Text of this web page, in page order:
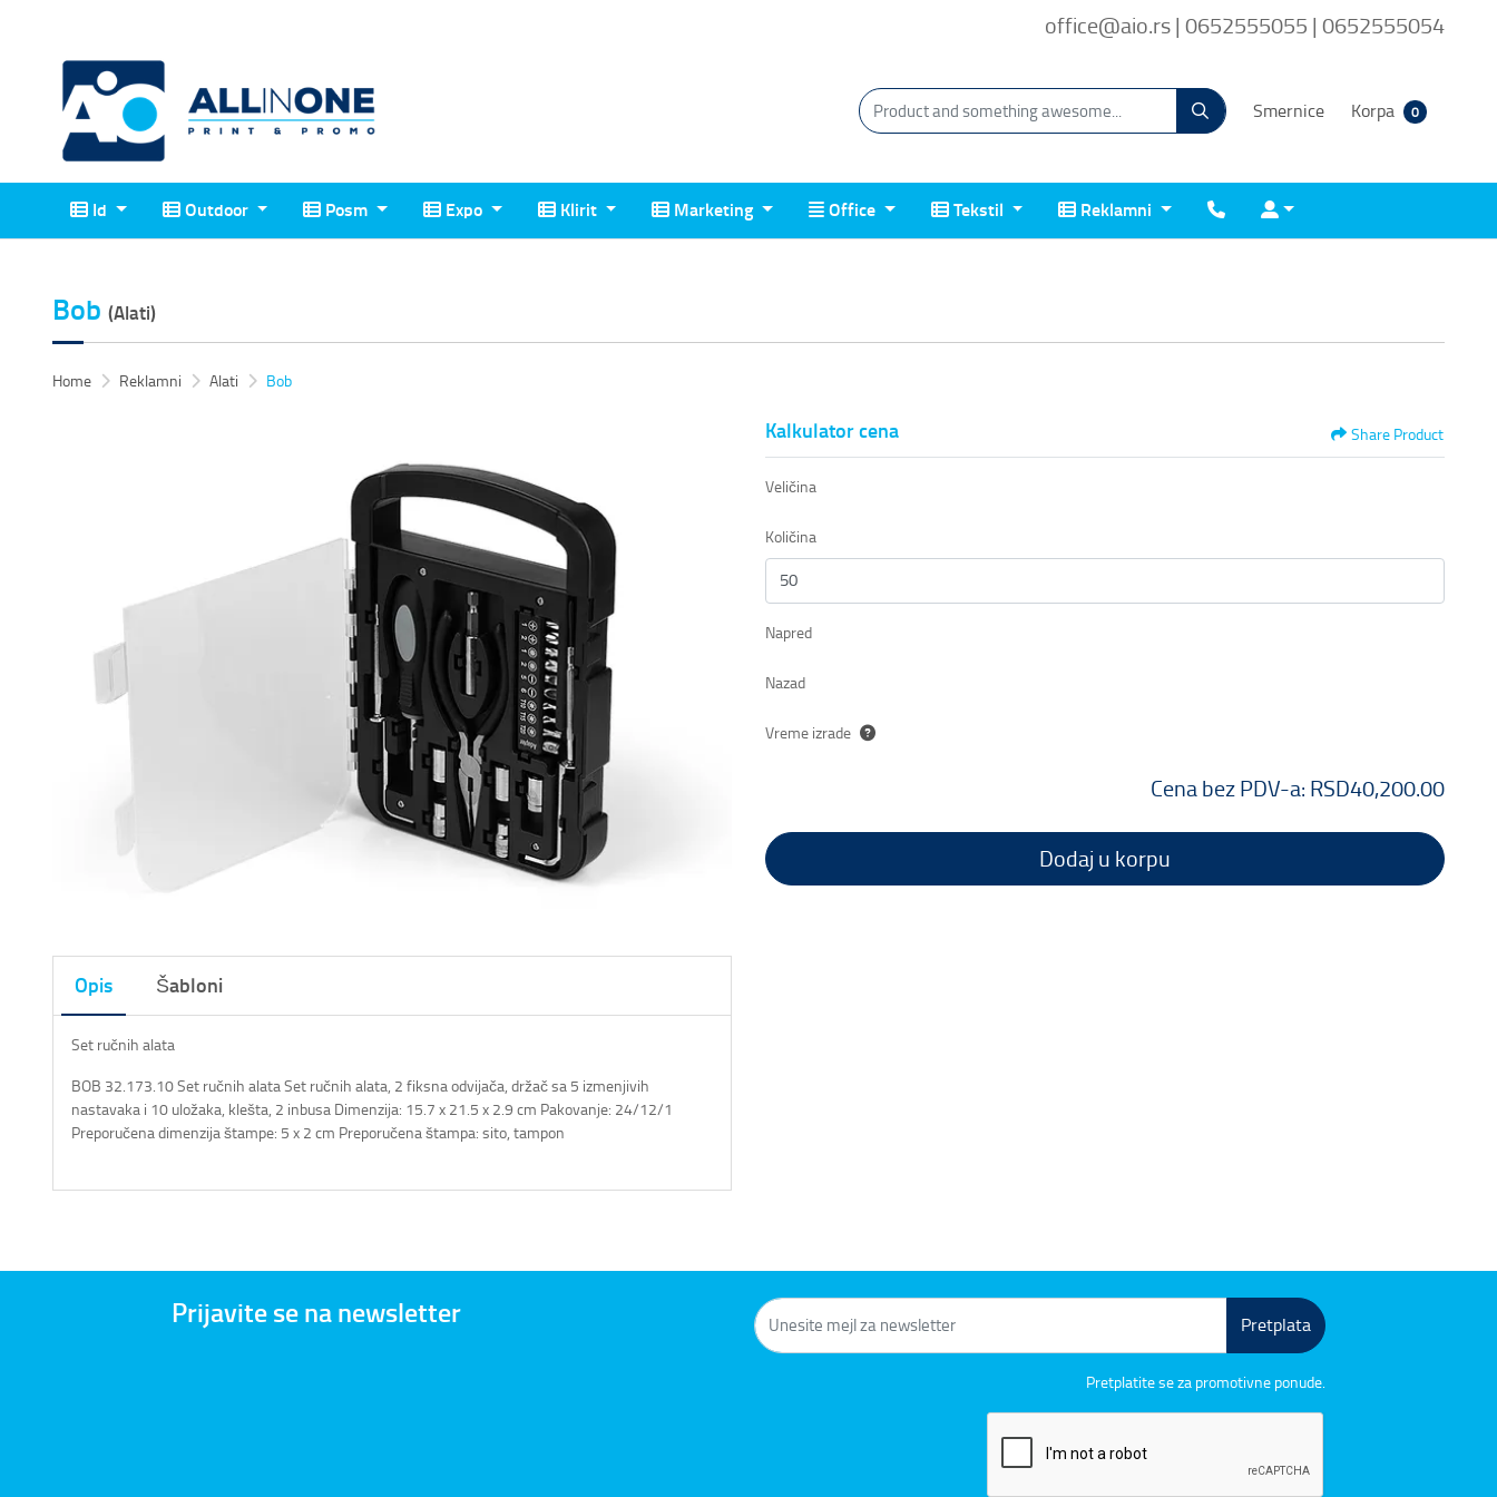
office@aio.rs | 0652555055 | 0652555054
Smernice Korpa 0
IdId Outdoor
Outdoor Posm
Posm Expo
Expo Klirit
Klirit Marketing
Marketing Office
Office Tekstil
Tekstil Reklamni
Reklamni KontaktPrijava
Bob (Alati)
Home Reklamni Alati Bob
Opis Šabloni
Set ručnih alata
BOB 32.173.10 Set ručnih alata Set ručnih alata, 2 fiksna odvijača, držač sa 5 izmenjivih
nastavaka i 10 uložaka, klešta, 2 inbusa Dimenzija: 15.7 x 21.5 x 2.9 cm Pakovanje: 24/12/1
Preporučena dimenzija štampe: 5 x 2 cm Preporučena štampa: sito, tampon
Kalkulator cena Share Product
Veličina
Količina
Napred
Nazad
Vreme izrade
Cena bez PDV-a: RSD40,200.00
Dodaj u korpu
Prijavite se na newsletter Pretplata
Pretplatite se za promotivne ponude.